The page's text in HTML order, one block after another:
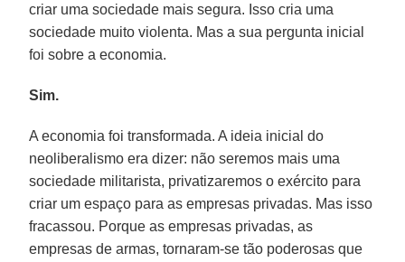
criar uma sociedade mais segura. Isso cria uma
sociedade muito violenta. Mas a sua pergunta inicial
foi sobre a economia.
Sim.
A economia foi transformada. A ideia inicial do
neoliberalismo era dizer: não seremos mais uma
sociedade militarista, privatizaremos o exército para
criar um espaço para as empresas privadas. Mas isso
fracassou. Porque as empresas privadas, as
empresas de armas, tornaram-se tão poderosas que